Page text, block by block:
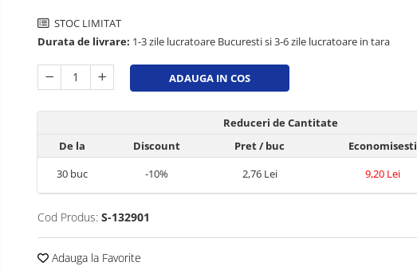
Cuttere, rezerve si cutite pentru
corespondenta
Foarfeci
profesionale
Pioneze si ace cu gamalie
Stampile, tusuri si tusiere
Suporturi pentru articole de birou
reviste, cataloage
STOC LIMITAT
Durata de livrare: 1-3 zile lucratoare Bucuresti si 3-6 zile lucratoare in tara
ADAUGA IN COS
Reduceri de Cantitate
De la
Discount Pret/ buc
Economisesti
30 buc -10% 2,76 Lei 9,20 Lei
Cod Produs: S-132901
Adauga la Favorite